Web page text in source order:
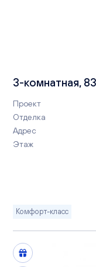
3-комнатная,
Проект
Отделка
Адрес
Этаж
Комфорт-класс